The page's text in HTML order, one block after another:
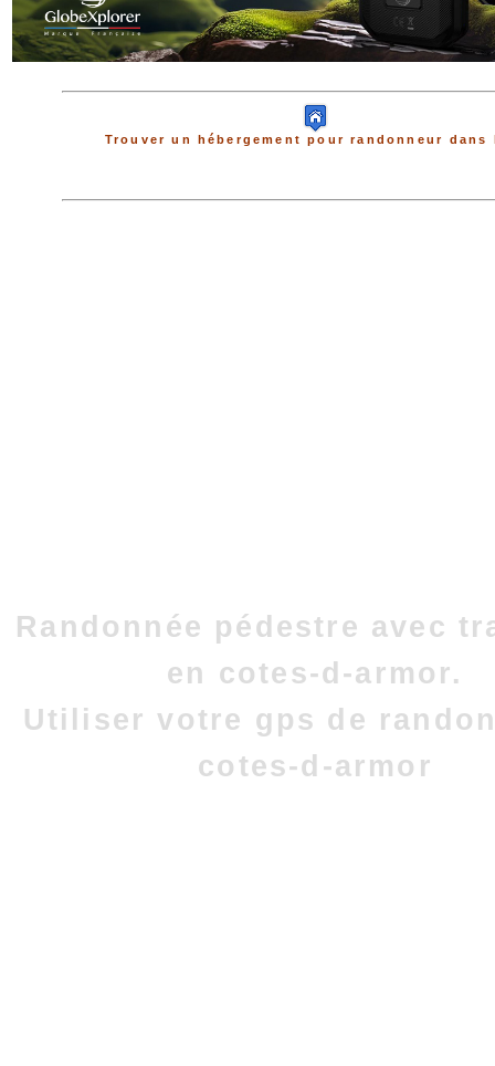
Trouver un hébergement pour randonneur dans
Randonnée pédestre avec
en cotes-d-armor.
Utiliser votre gps de
cotes-d-armor